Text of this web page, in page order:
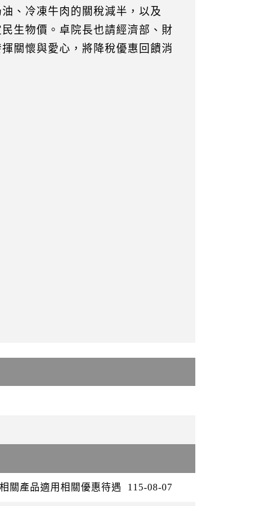
、冷凍牛肉的關稅減半，以及
生物價。卓院長也請經濟部、財
關懷與愛心，將降稅優惠回饋消
關產品適用相關優惠待遇 115-08-07